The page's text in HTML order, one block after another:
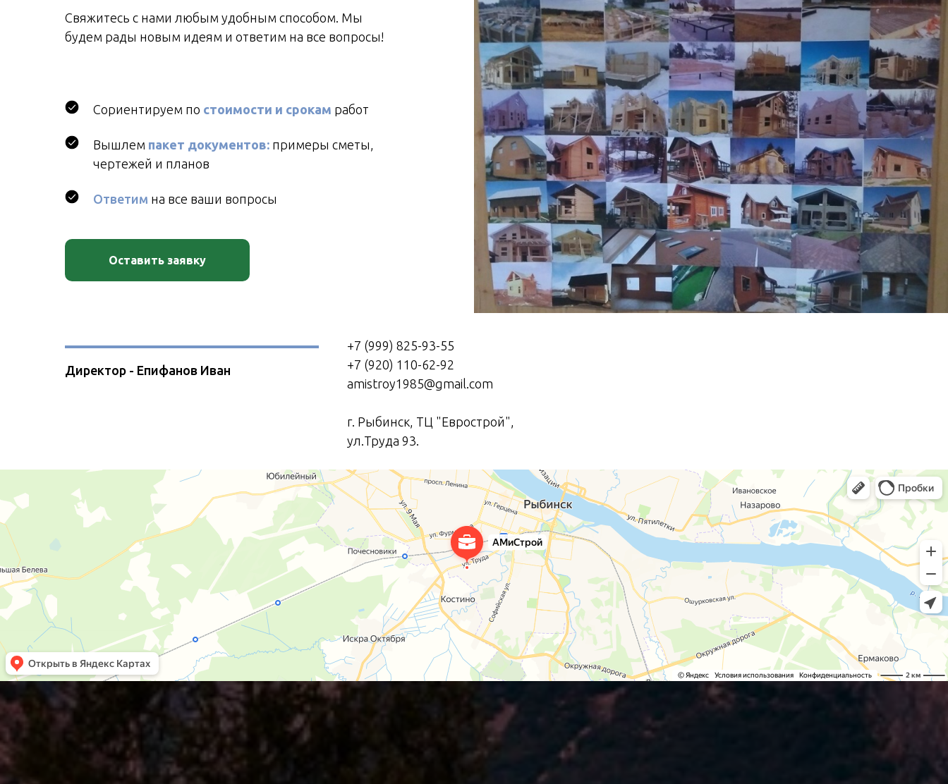
Cвяжитесь с нами любым удобным способом. Мы
будем рады новым идеям и ответим на все вопросы!
Сориентируем по стоимости и срокам работ
Вышлем пакет документов: примеры сметы,
чертежей и планов
Ответим на все ваши вопросы
Оставить заявку
Директор - Епифанов Иван
+7 (999) 825-93-55
+7 (920) 110-62-92
amistroy1985@gmail.com
г. Рыбинск, ТЦ "Еврострой",
ул.Труда 93.